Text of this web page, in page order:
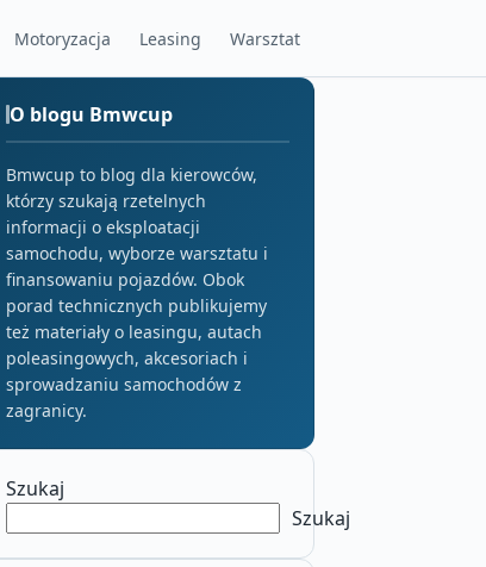
Motoryzacja Leasing Warsztat
O blogu Bmwcup
Bmwcup to blog dla kierowców,
którzy szukają rzetelnych
informacji o eksploatacji
samochodu, wyborze warsztatu i
finansowaniu pojazdów. Obok
porad technicznych publikujemy
też materiały o leasingu, autach
poleasingowych, akcesoriach i
sprowadzaniu samochodów z
zagranicy.
Szukaj
Szukaj